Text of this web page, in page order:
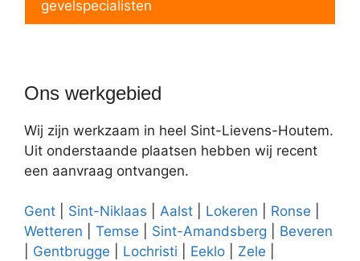
gevelspecialisten
Ons werkgebied
Wij zijn werkzaam in heel Sint-Lievens-Houtem.
Uit onderstaande plaatsen hebben wij recent
een aanvraag ontvangen.
Gent Sint-Niklaas Aalst Lokeren Ronse
Wetteren
Temse Sint-Amandsberg
Beveren
Gentbrugge Lochristi Eeklo Zele